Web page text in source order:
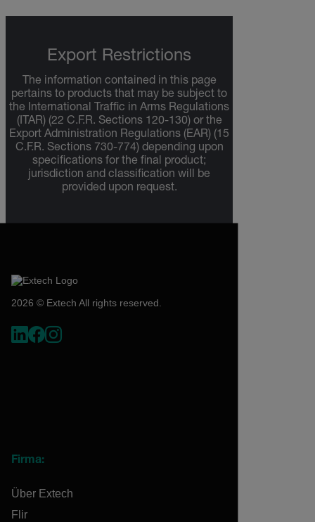
Export Restrictions
The information contained in this page
pertains to products that may be subject to
the International Traffic in Arms Regulations
(ITAR) (22 C.F.R. Sections 120-130) or the
Export Administration Regulations (EAR) (15
C.F.R. Sections 730-774) depending upon
specifications for the final product;
jurisdiction and classification will be
provided upon request.
2026 © Extech All rights reserved.
Firma:
Über Extech
Flir